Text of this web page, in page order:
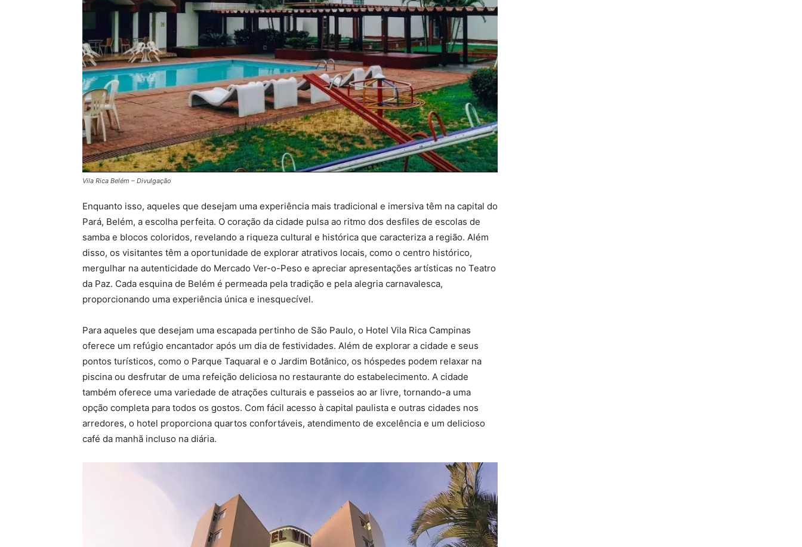
Vila Rica Belém – Divulgação
Enquanto isso, aqueles que desejam uma experiência mais tradicional e imersiva têm na capital do
Pará, Belém, a escolha perfeita. O coração da cidade pulsa ao ritmo dos desfiles de escolas de
samba e blocos coloridos, revelando a riqueza cultural e histórica que caracteriza a região. Além
disso, os visitantes têm a oportunidade de explorar atrativos locais, como o centro histórico,
mergulhar na autenticidade do Mercado Ver-o-Peso e apreciar apresentações artísticas no Teatro
da Paz. Cada esquina de Belém é permeada pela tradição e pela alegria carnavalesca,
proporcionando uma experiência única e inesquecível.
Para aqueles que desejam uma escapada pertinho de São Paulo, o Hotel Vila Rica Campinas
oferece um refúgio encantador após um dia de festividades. Além de explorar a cidade e seus
pontos turísticos, como o Parque Taquaral e o Jardim Botânico, os hóspedes podem relaxar na
piscina ou desfrutar de uma refeição deliciosa no restaurante do estabelecimento. A cidade
também oferece uma variedade de atrações culturais e passeios ao ar livre, tornando-a uma
opção completa para todos os gostos. Com fácil acesso à capital paulista e outras cidades nos
arredores, o hotel proporciona quartos confortáveis, atendimento de excelência e um delicioso
café da manhã incluso na diária.